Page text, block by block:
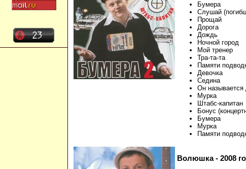
Бумера
Слушай
Прощай
Дорога
Дождь
Ночной город
Мой тренер
Тра-та-та
Памяти
Девочка
Седина
Он называется
Мурка
Штабс-капитан
Бонус
Бумера
Мурка
Памяти
Волюшка - 2008